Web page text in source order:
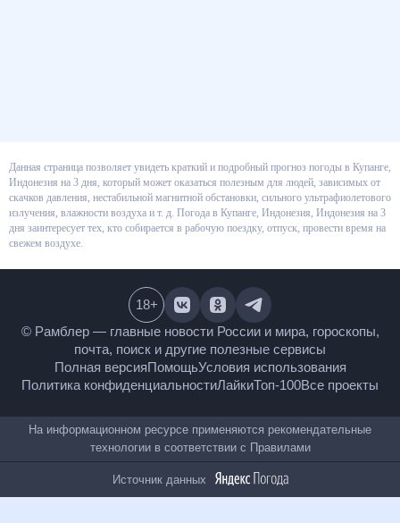
Данная страница позволяет увидеть краткий и подробный прогноз
погоды в Купанге, Индонезия на 3 дня, который может оказаться
полезным для людей, зависимых от скачков давления, нестабильной
магнитной обстановки, сильного ультрафиолетового излучения,
влажности воздуха и т. д. Погода в Купанге, Индонезия, Индонезия на 3
дня заинтересует тех, кто собирается в рабочую поездку, отпуск, провести
© Рамблер — главные новости России и мира,
гороскопы, почта, поиск и другие полезные сервисы
Полная версияПомощьУсловия использования
Все проекты
18+
На информационном ресурсе применяются
рекомендательные технологии в соответствии с